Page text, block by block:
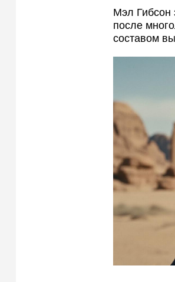
Мэл Гибсон
после
составом